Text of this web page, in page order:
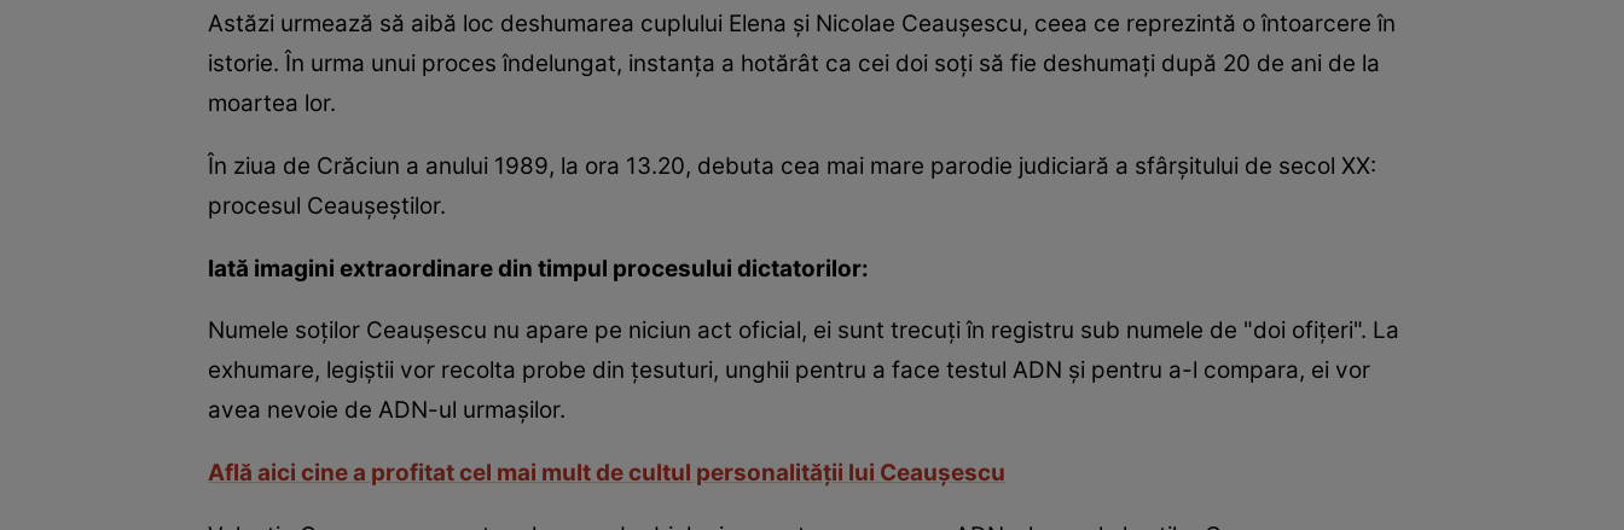
Astăzi urmează să aibă loc deshumarea cuplului Elena şi Nicolae Ceauşescu, ceea ce reprezintă o întoarcere în
istorie. În urma unui proces îndelungat, instanţa a hotărât ca cei doi soţi să fie deshumaţi după 20 de ani de la
moartea lor.
În ziua de Crăciun a anului 1989, la ora 13.20, debuta cea mai mare parodie judiciară a sfârşitului de secol XX:
procesul Ceauşeştilor.
Iată imagini extraordinare din timpul procesului dictatorilor:
Numele soţilor Ceauşescu nu apare pe niciun act oficial, ei sunt trecuţi în registru sub numele de "doi ofiţeri". La
exhumare, legiştii vor recolta probe din ţesuturi, unghii pentru a face testul ADN şi pentru a-l compara, ei vor
avea nevoie de ADN-ul urmaşilor.
Află aici cine a profitat cel mai mult de cultul personalităţii lui Ceauşescu